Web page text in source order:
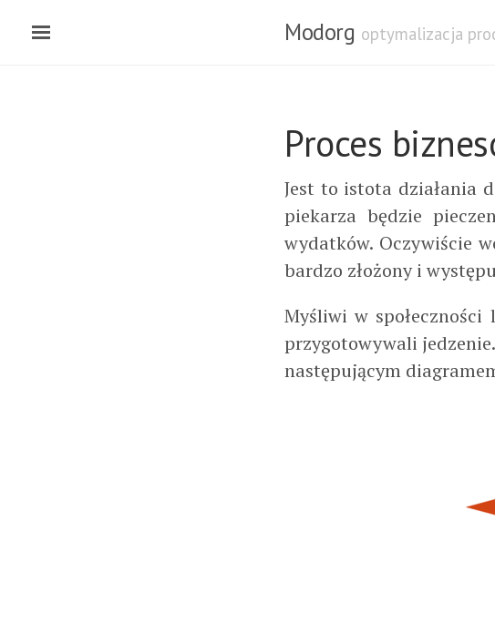
Modorg optymalizacja
Proces
Jest to istota działania
piekarza będzie
wydatków. Oczywiście
bardzo złożony i
Myśliwi w
przygotowywali
następującym